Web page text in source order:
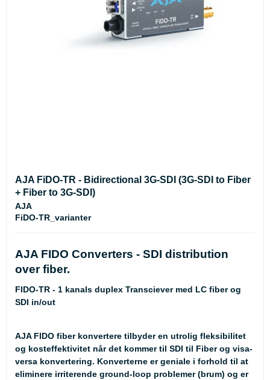
AJA FiDO-TR - Bidirectional 3G-SDI (3G-SDI to Fiber
+ Fiber to 3G-SDI)
AJA
FiDO-TR_varianter
AJA FIDO Converters - SDI distribution
over fiber.
FIDO-TR - 1 kanals duplex Transciever med LC fiber og
SDI in/out
AJA FIDO fiber konvertere tilbyder en utrolig fleksibilitet
og kosteffektivitet når det kommer til SDI til Fiber og visa-
versa konvertering. Konverterne er geniale i forhold til at
eliminere irriterende ground-loop problemer (brum) og er